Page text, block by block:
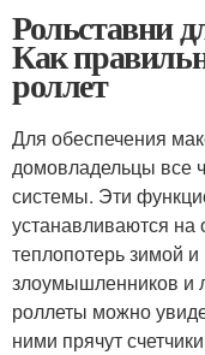
Рольставни
Как
роллет
Для обеспечения
домовладельцы все
системы. Эти
устанавливаются на
теплопотерь зимой
злоумышленников и
роллеты можно
ними прячут